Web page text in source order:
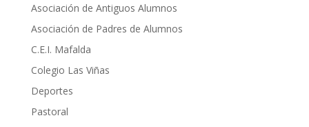
Asociación de Antiguos Alumnos
Asociación de Padres de Alumnos
C.E.I. Mafalda
Colegio Las Viñas
Deportes
Pastoral